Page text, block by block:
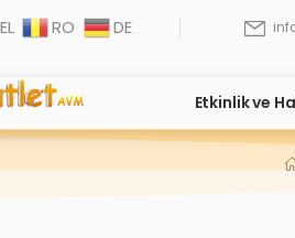
EL RO DE
Etkinlik ve